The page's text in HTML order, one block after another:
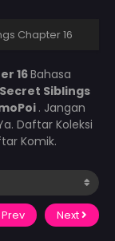
Chapter 16
16Bahasa
Secret Siblings
. Jangan
Daftar Koleksi
Komik.
Prev Next